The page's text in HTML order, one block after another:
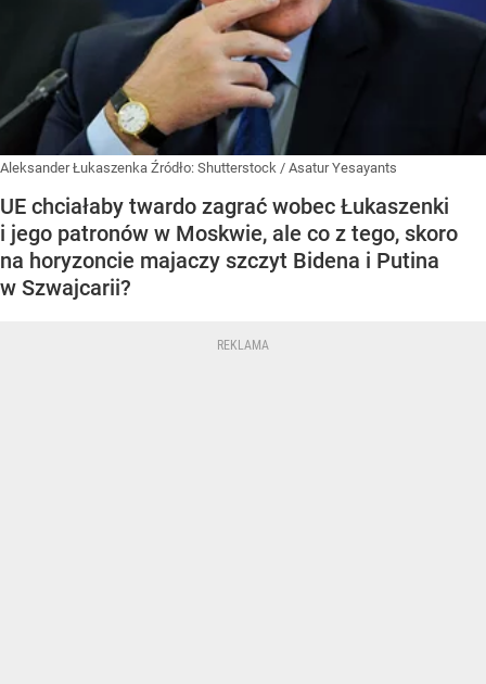
Aleksander Łukaszenka Źródło: Shutterstock / Asatur Yesayants
UE chciałaby twardo zagrać wobec Łukaszenki
i jego patronów w Moskwie, ale co z tego, skoro
na horyzoncie majaczy szczyt Bidena i Putina
w Szwajcarii?